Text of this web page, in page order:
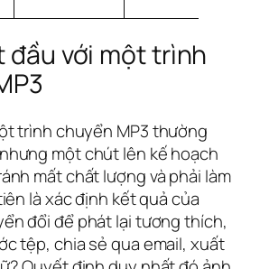
đầu với một trình
trình chuyển MP3 thường
một chút lên kế hoạch
mất chất lượng và phải làm
là xác định kết quả của
đổi để phát lại tương thích,
tệp, chia sẻ qua email, xuất